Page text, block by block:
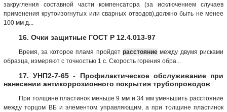
закругления составной части компенсатора (за исключением случаев
применения крутоизогнутых или сварных отводов).должно быть не менее
100 мм д...
16. Очки защитные ГОСТ Р 12.4.013-97
Время, за которое пламя пройдет расстояниемежду двумя рисками
образца, измеряют с точностью 1 с. Скорость горения обра...
17. УНП2-7-65 - Профилактическое обслуживание при
нанесении антикоррозионного покрытия трубопроводов
При толщине пластинок меньше 9 мм и 34 мм уменьшить расстояние
между торцом ВБ и элементом управляющим, а при толщине пластинок